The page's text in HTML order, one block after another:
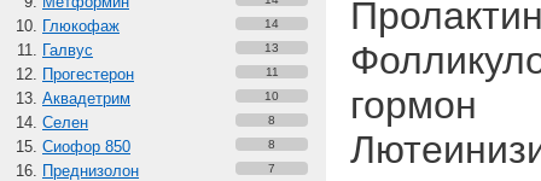
Глюкофаж 14
Галвус 13
Прогестерон 11
Аквадетрим 10
Селен 8
Сиофор 850 8
Преднизолон 7
гормон